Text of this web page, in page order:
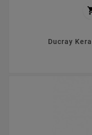
Ducray